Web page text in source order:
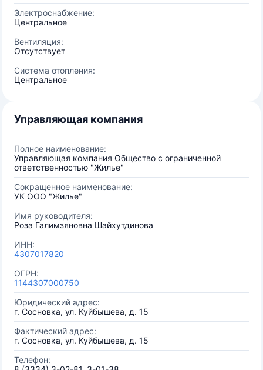
Электроснабжение:
Центральное
Вентиляция:
Отсутствует
Система отопления:
Центральное
Управляющая компания
Полное наименование:
Управляющая компания Общество с ограниченной
ответственностью "Жилье"
Сокращенное наименование:
УК ООО "Жилье"
Имя руководителя:
Роза Галимзяновна Шайхутдинова
ИНН:
4307017820
ОГРН:
1144307000750
Юридический адрес:
г. Сосновка, ул. Куйбышева, д. 15
Фактический адрес:
г. Сосновка, ул. Куйбышева, д. 15
Телефон: